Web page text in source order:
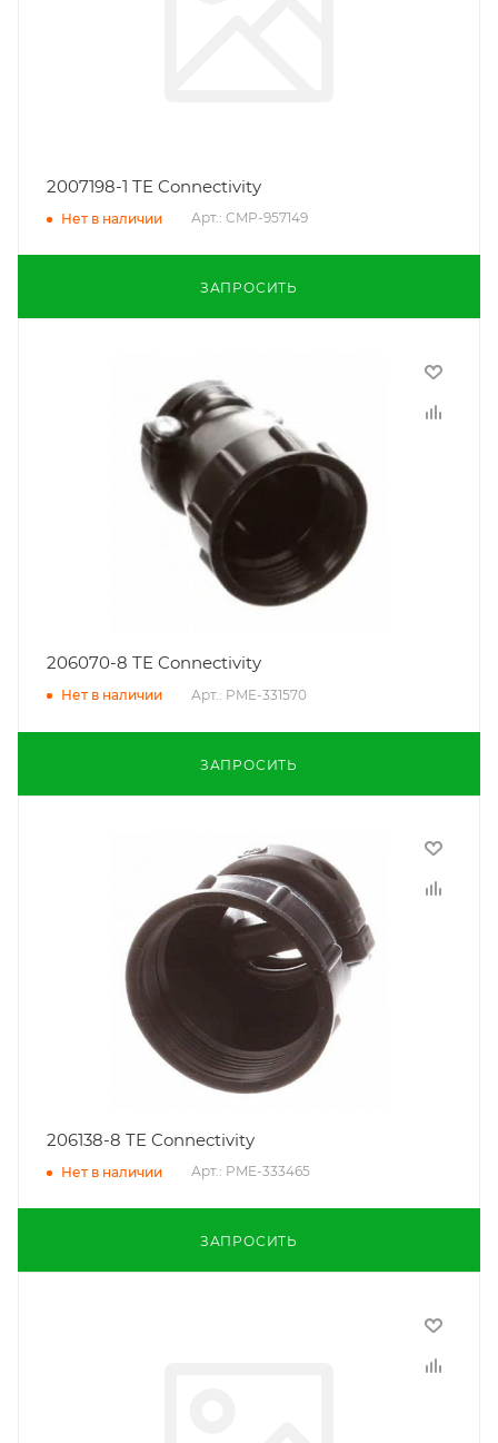
2007198-1 TE Connectivity
Нет в наличии Арт.: CMP-957149
ЗАПРОСИТЬ
206070-8 TE Connectivity
Нет в наличии Арт.: PME-331570
ЗАПРОСИТЬ
206138-8 TE Connectivity
Нет в наличии Арт.: PME-333465
ЗАПРОСИТЬ